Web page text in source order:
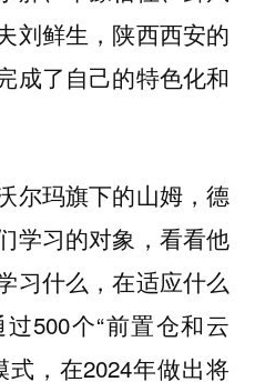
刘鲜生，陕西西安的
成了自己的特色化和
尔玛旗下的山姆，德
学习的对象，看看他
习什么，在适应什么
500个“前置仓和云
，在2024年做出将